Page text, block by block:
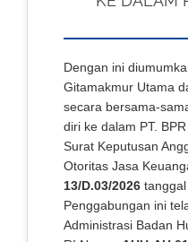
Dengan ini
Gitamakmur Utama
secara bersama-
diri ke dalam PT.
Surat Keputusan
Otoritas Jasa
13/D.03/2026
Penggabungan ini
Administrasi Badan